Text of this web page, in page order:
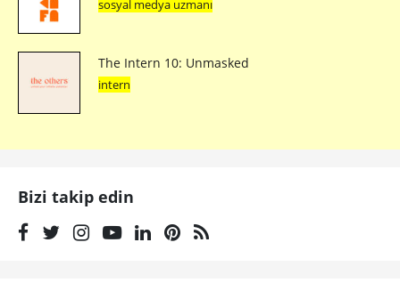
sosyal medya uzmanı
The Intern 10: Unmasked
intern
Bizi takip edin